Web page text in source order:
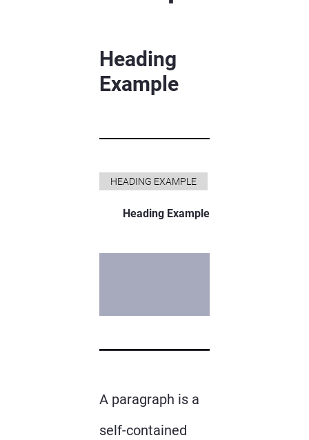
Heading
Example
HEADING EXAMPLE
Heading Example
A paragraph is a
self-contained